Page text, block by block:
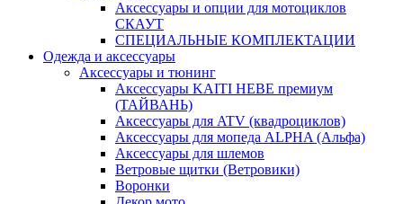
Аксессуары и опции для мотоциклов
СКАУТ
СПЕЦИАЛЬНЫЕ КОМПЛЕКТАЦИИ
Одежда и аксессуары
Аксессуары и тюнинг
Аксессуары KAITI HEBE премиум
(ТАЙВАНЬ)
Аксессуары для ATV (квадроциклов)
Аксессуары для мопеда ALPHA (Альфа)
Аксессуары для шлемов
Ветровые щитки (Ветровики)
Воронки